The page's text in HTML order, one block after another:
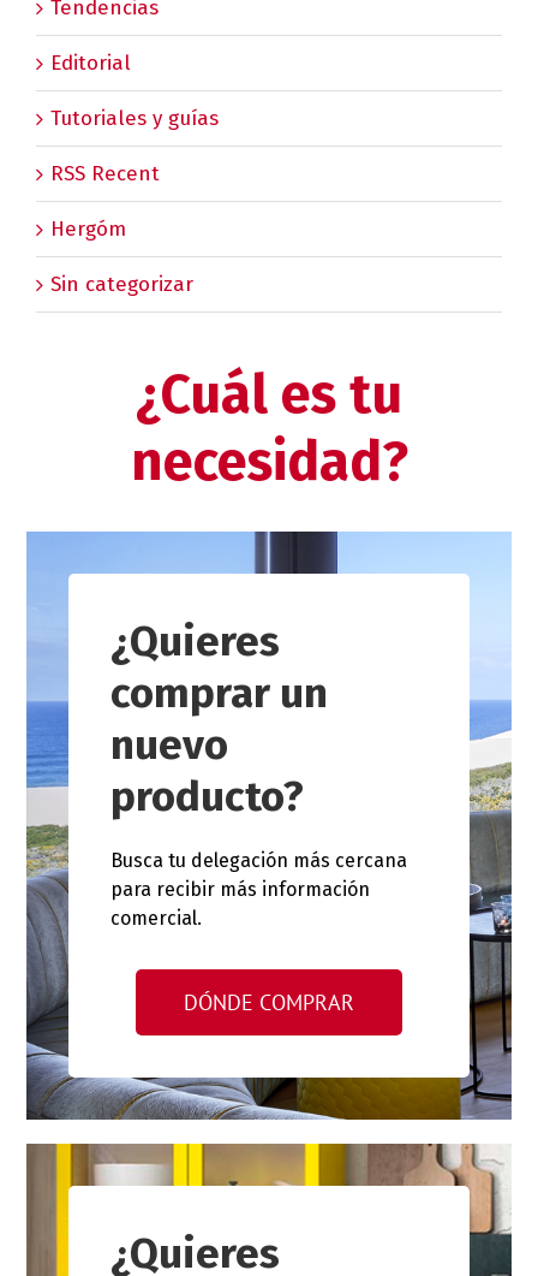
Tendencias
Editorial
Tutoriales y guías
RSS Recent
Hergóm
Sin categorizar
¿Cuál es tu
necesidad?
¿Quieres
comprar un
nuevo
producto?
Busca tu delegación más cercana
para recibir más información
comercial.
DÓNDE COMPRAR
¿Quieres